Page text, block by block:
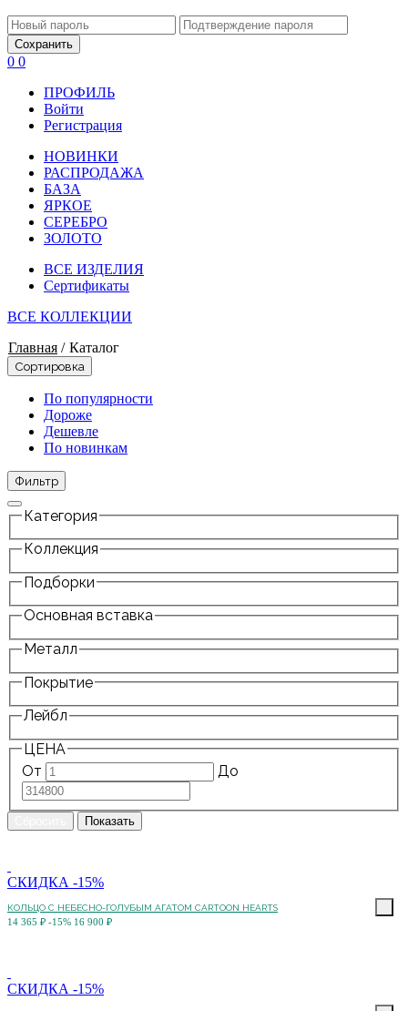
Сохранить
0 0
ПРОФИЛЬ
Войти
Регистрация
НОВИНКИ
РАСПРОДАЖА
БАЗА
ЯРКОЕ
СЕРЕБРО
ЗОЛОТО
ВСЕ ИЗДЕЛИЯ
Сертификаты
ВСЕ КОЛЛЕКЦИИ
Главная / Каталог
Сортировка
По популярности
Дороже
Дешевле
По новинкам
Фильтр
Категория
Коллекция
Подборки
Основная вставка
Металл
Покрытие
Лейбл
ЦЕНА
От
До
СКИДКА -15%
КОЛЬЦО C НЕБЕСНО-ГОЛУБЫМ АГАТОМ CARTOON HEARTS
14 365 ₽ -15% 16 900 ₽
СКИДКА -15%